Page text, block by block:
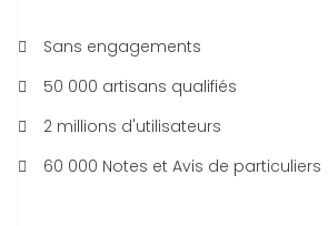
Sans engagements
50 000 artisans qualifiés
2 millions d'utilisateurs
60 000 Notes et Avis de particuliers